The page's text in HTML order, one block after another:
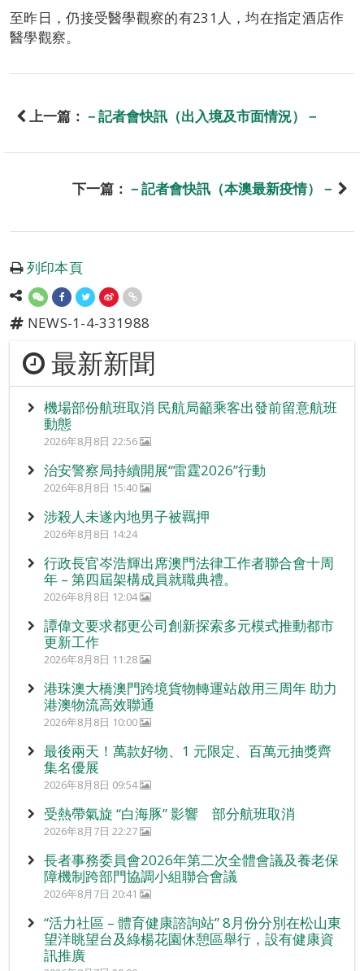
至昨日，仍接受醫學觀察的有231人，均在指定酒店作
醫學觀察。
上一篇： －記者會快訊（出入境及市面情況）－
下一篇： －記者會快訊（本澳最新疫情）－
列印本頁
NEWS-1-4-331988
最新新聞
機場部份航班取消 民航局籲乘客出發前留意航班
動態
2026年8月8日 22:56
治安警察局持續開展“雷霆2026”行動
2026年8月8日 15:40
涉殺人未遂內地男子被羈押
2026年8月8日 14:24
行政長官岑浩輝出席澳門法律工作者聯合會十周
年 – 第四屆架構成員就職典禮。
2026年8月8日 12:04
譚偉文要求都更公司創新探索多元模式推動都市
更新工作
2026年8月8日 11:28
港珠澳大橋澳門跨境貨物轉運站啟用三周年 助力
港澳物流高效聯通
2026年8月8日 10:00
最後兩天！萬款好物、1 元限定、百萬元抽獎齊
集名優展
2026年8月8日 09:54
受熱帶氣旋 “白海豚” 影響 部分航班取消
2026年8月7日 22:27
長者事務委員會2026年第二次全體會議及養老保
障機制跨部門協調小組聯合會議
2026年8月7日 20:41
“活力社區 – 體育健康諮詢站” 8月份分別在松山東
望洋眺望台及綠楊花園休憩區舉行，設有健康資
訊推廣